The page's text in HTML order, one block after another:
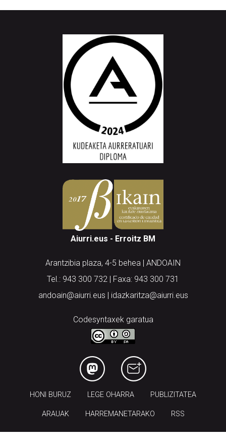
Aiurri.eus - Erroitz BM
Arantzibia plaza, 4-5 behea | ANDOAIN
Tel.: 943 300 732 | Faxa: 943 300 731
andoain@aiurri.eus | idazkaritza@aiurri.eus
Codesyntaxek garatua
HONI BURUZ LEGE OHARRA PUBLIZITATEA
ARAUAK HARREMANETARAKO RSS